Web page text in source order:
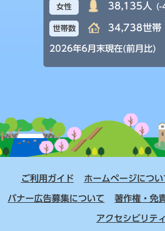
女性 38,135人 (-
世帯数 34,738世帯
2026年6月末現在(前月比)
ご利用ガイド ホームページについ
バナー広告募集について 著作権・免
アクセシビリティ